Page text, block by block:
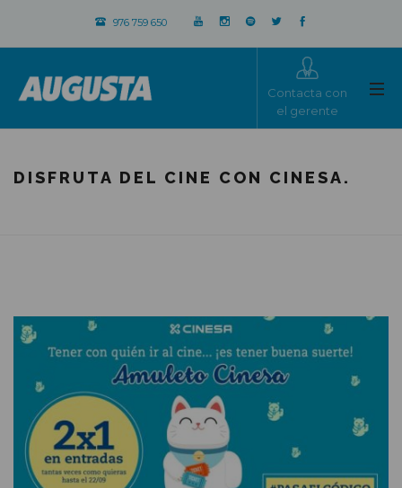
976 759 650
Contacta con
el gerente
DISFRUTA DEL CINE CON CINESA.